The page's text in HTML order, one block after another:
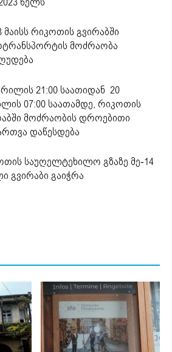
მაისს რიკოთის გვირაბში
მოძრაობა
21:00 საათიდან 20
07:00 საათამდე, რიკოთის
მოძრაობის დროებითი
დაწესდება
საუღელტეხილო გზაზე მე-14
გვირაბი გაიჭრა